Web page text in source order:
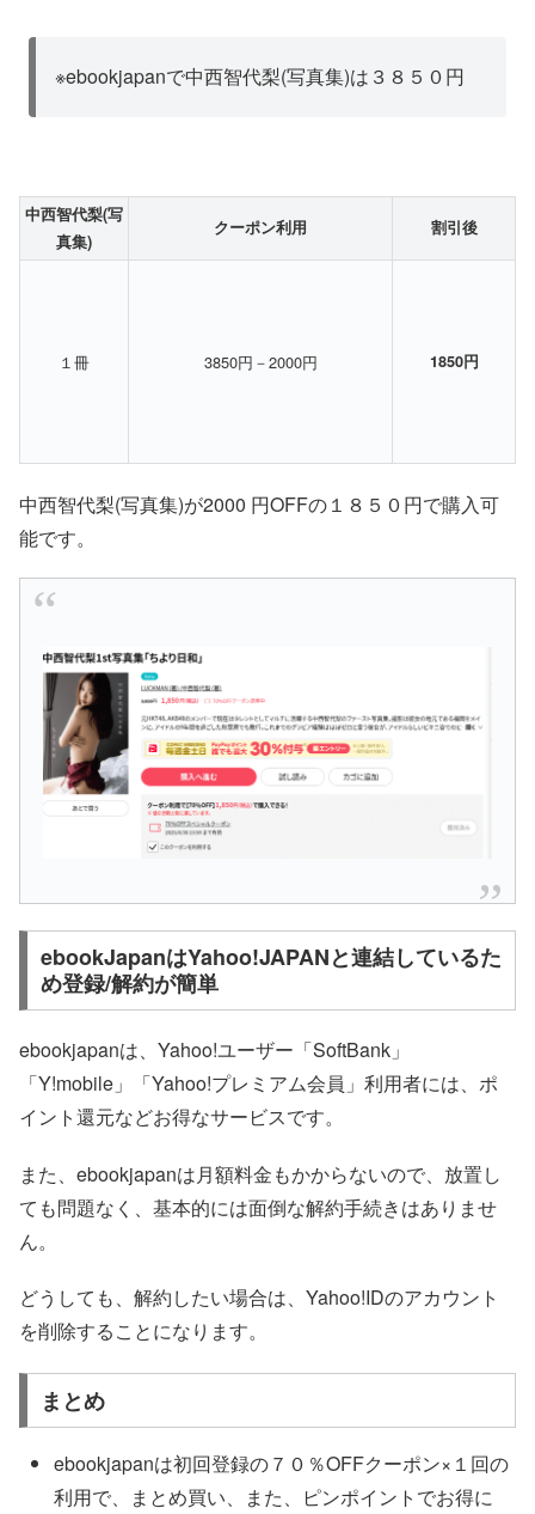
※ebookjapanで中西智代梨(写真集)は３８５０円
中西智代梨(写
真集)
クーポン利用 割引後
１冊 3850円－2000円 1850円
中西智代梨(写真集)が2000 円OFFの１８５０円で購入可
能です。
ebookJapanはYahoo!JAPANと連結しているた
め登録/解約が簡単
ebookjapanは、Yahoo!ユーザー「SoftBank」
「Y!mobile」「Yahoo!プレミアム会員」利用者には、ポ
イント還元などお得なサービスです。
また、ebookjapanは月額料金もかからないので、放置し
ても問題なく、基本的には面倒な解約手続きはありませ
ん。
どうしても、解約したい場合は、Yahoo!IDのアカウント
を削除することになります。
まとめ
ebookjapanは初回登録の７０％OFFクーポン×１回の
利用で、まとめ買い、また、ピンポイントでお得に